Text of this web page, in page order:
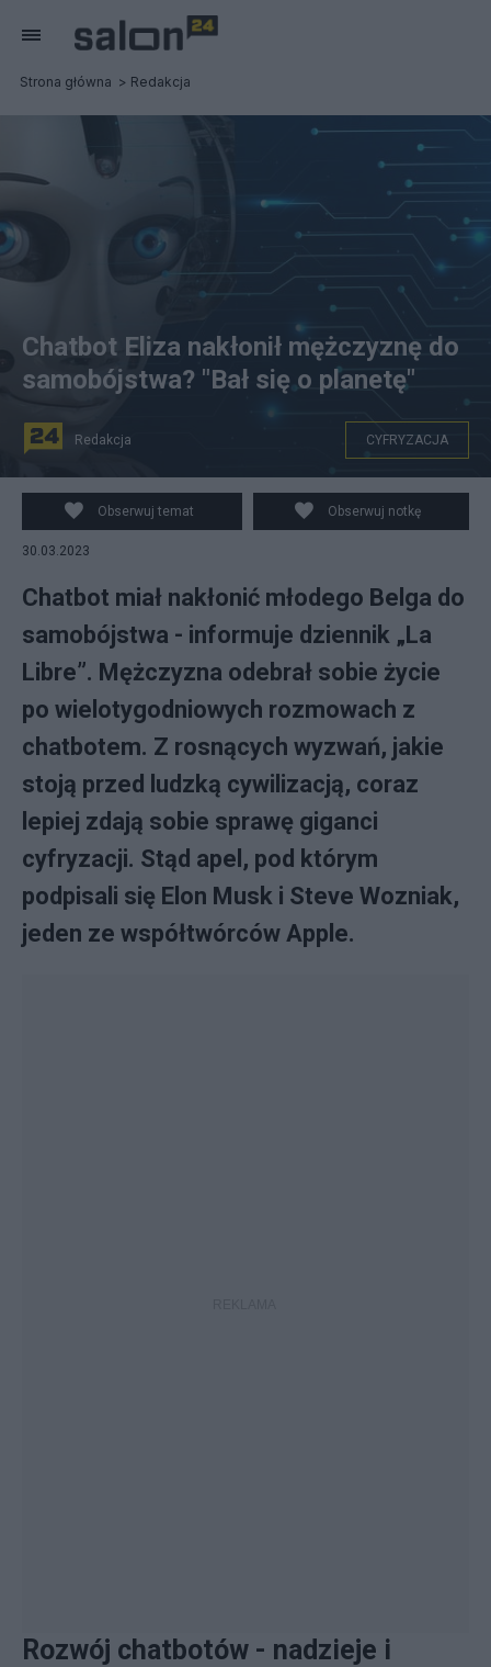
Strona główna Redakcja
Chatbot miał nakłonić młodego Belga do samobójstwa.
Fot. Pixabay
Chatbot Eliza nakłonił mężczyznę do
samobójstwa? "Bał się o planetę"
Redakcja CYFRYZACJA
Obserwuj temat Obserwuj notkę
30.03.2023
Chatbot miał nakłonić młodego Belga do
samobójstwa - informuje dziennik „La
Libre”. Mężczyzna odebrał sobie życie
po wielotygodniowych rozmowach z
chatbotem. Z rosnących wyzwań, jakie
stoją przed ludzką cywilizacją, coraz
lepiej zdają sobie sprawę giganci
cyfryzacji. Stąd apel, pod którym
podpisali się Elon Musk i Steve Wozniak,
jeden ze współtwórców Apple.
Rozwój chatbotów - nadzieje i